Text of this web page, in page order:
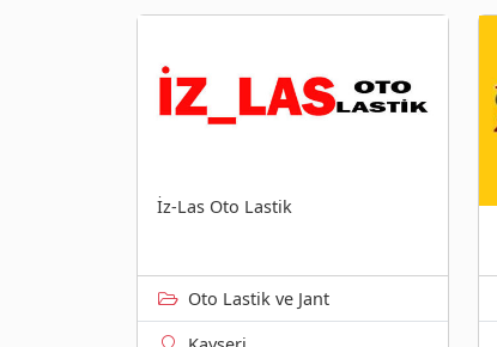
İz-Las Oto Lastik
Oto Lastik ve Jant